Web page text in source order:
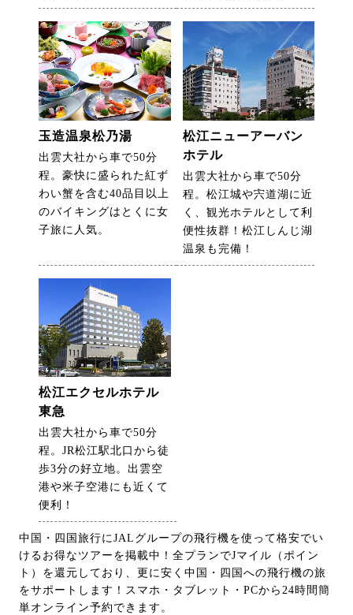
玉造温泉松乃湯
出雲大社から車で50分
程。豪快に盛られた紅ず
わい蟹を含む40品目以上
のバイキングはとくに女
子旅に人気。
松江ニューアーバン
ホテル
出雲大社から車で50分
程。松江城や宍道湖に近
く、観光ホテルとして利
便性抜群！松江しんじ湖
温泉も完備！
松江エクセルホテル
東急
出雲大社から車で50分
程。JR松江駅北口から徒
歩3分の好立地。出雲空
港や米子空港にも近くて
便利！
中国・四国旅行にJALグループの飛行機を使って格安でい
けるお得なツアーを掲載中！全プランでJマイル（ポイン
ト）を還元しており、更に安く中国・四国への飛行機の旅
をサポートします！スマホ・タブレット・PCから24時間簡
単オンライン予約できます。